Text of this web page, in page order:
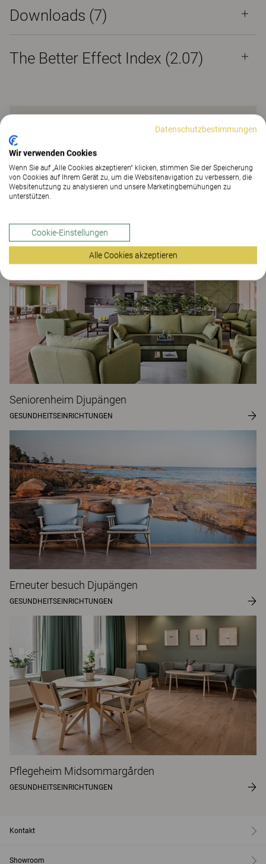
Downloads (7)
The Better Effect Index (2.07)
Massive birke natur oder beh Sitzkissen als Zubehör
Materialverbrauch 65 cm Rückenkissen als Zubehör
Materialverbrauch 35 cm Unterbezug
Gummigewebe optional
Referenzen
Seniorenheim Djupängen
GESUNDHEITSEINRICHTUNGEN
Erneuter besuch Djupängen
GESUNDHEITSEINRICHTUNGEN
Pflegeheim Midsommargården
GESUNDHEITSEINRICHTUNGEN
Kontakt
Showroom
Datenschutzbestimmungen
Wir verwenden Cookies
Wenn Sie auf „Alle Cookies akzeptieren“ klicken, stimmen Sie der Speicherung
von Cookies auf Ihrem Gerät zu, um die Websitenavigation zu verbessern, die
Websitenutzung zu analysieren und unsere Marketingbemühungen zu
unterstützen.
Cookie-Einstellungen
Alle Cookies akzeptieren